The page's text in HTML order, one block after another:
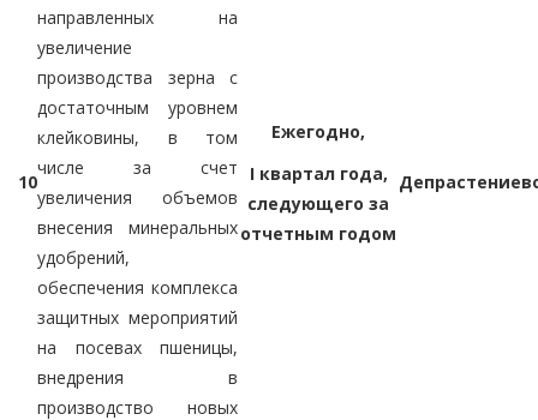
10
направленных на
увеличение
производства зерна с
достаточным уровнем
клейковины, в том
числе за счет
увеличения объемов
внесения минеральных
удобрений,
обеспечения комплекса
защитных мероприятий
на посевах пшеницы,
внедрения в
производство новых
Ежегодно,
I квартал года,
следующего за
отчетным годом